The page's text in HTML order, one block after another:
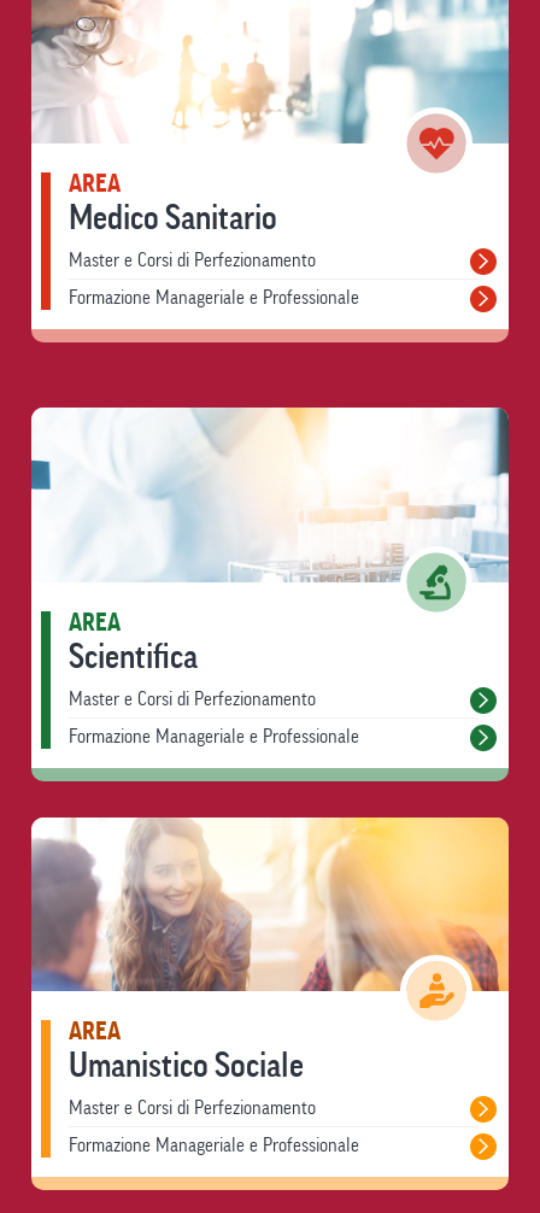
AREA
Medico Sanitario
Master e Corsi di Perfezionamento
Formazione Manageriale e Professionale
AREA
Scientifica
Master e Corsi di Perfezionamento
Formazione Manageriale e Professionale
AREA
Umanistico Sociale
Master e Corsi di Perfezionamento
Formazione Manageriale e Professionale